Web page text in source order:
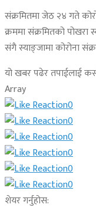
संक्रमितमा जेठ २४ गते
क्रममा संक्रमितको पोखरा
संगै स्याङ्जामा कोरोना
यो खबर पढेर तपाईलाई
Array
0
0
0
0
0
0
शेयर गर्नुहोस: